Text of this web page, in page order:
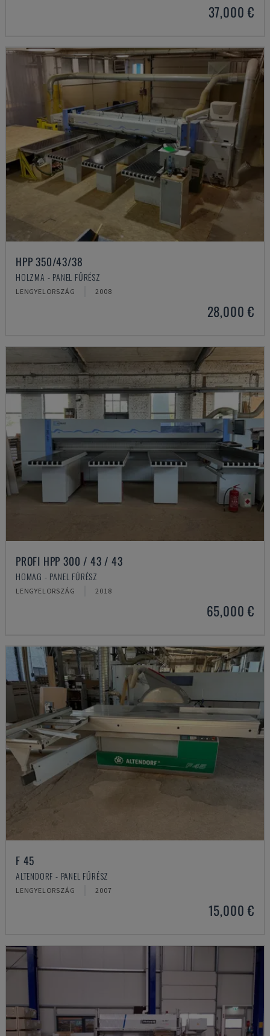
37,000 €
HPP 350/43/38
HOLZMA - PANEL FŰRÉSZ
LENGYELORSZÁG 2008
28,000 €
PROFI HPP 300 / 43 / 43
HOMAG - PANEL FŰRÉSZ
LENGYELORSZÁG 2018
65,000 €
F 45
ALTENDORF - PANEL FŰRÉSZ
LENGYELORSZÁG 2007
15,000 €